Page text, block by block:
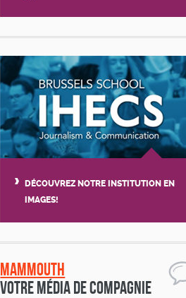
DÉCOUVREZ NOTRE INSTITUTION EN
IMAGES!
Mammouth
Votre média de compagnie